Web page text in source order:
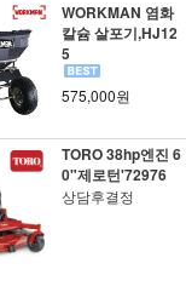
WORKMAN 염화
칼슘 살포기,HJ12
5
575,000원
TORO 38hp엔진 6
0"제로턴'72976
상담후결정